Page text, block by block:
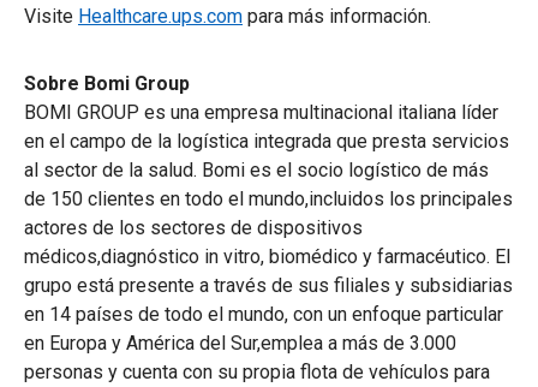
Visite Healthcare.ups.com para más información.
Sobre Bomi Group
BOMI GROUP es una empresa multinacional italiana líder
en el campo de la logística integrada que presta servicios
al sector de la salud. Bomi es el socio logístico de más
de 150 clientes en todo el mundo,incluidos los principales
actores de los sectores de dispositivos
médicos,diagnóstico in vitro, biomédico y farmacéutico. El
grupo está presente a través de sus filiales y subsidiarias
en 14 países de todo el mundo, con un enfoque particular
en Europa y América del Sur,emplea a más de 3.000
personas y cuenta con su propia flota de vehículos para